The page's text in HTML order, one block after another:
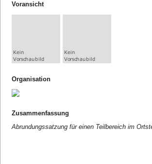
Voransicht
Organisation
Zusammenfassung
Abrundungssatzung für einen Teilbereich im